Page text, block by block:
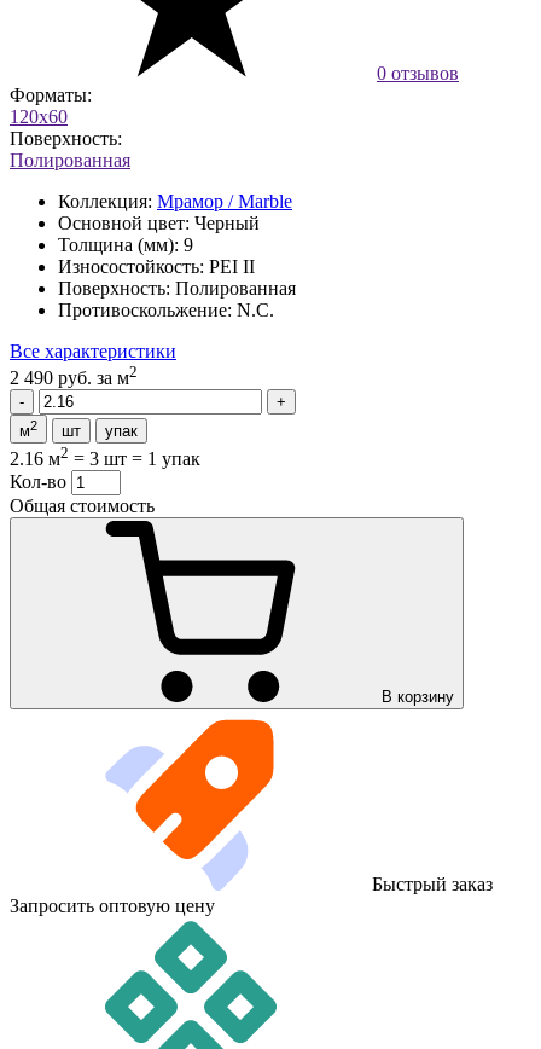
0 отзывов
Форматы:
120x60
Поверхность:
Полированная
Коллекция: Мрамор / Marble
Основной цвет: Черный
Толщина (мм): 9
Износостойкость: PEI II
Поверхность: Полированная
Противоскольжение: N.C.
Все характеристики
2 490 руб. за м2
м2 шт упак
2.16 м2 = 3 шт = 1 упак
Кол-во
Общая стоимость
В корзину
Быстрый заказ
Запросить оптовую цену